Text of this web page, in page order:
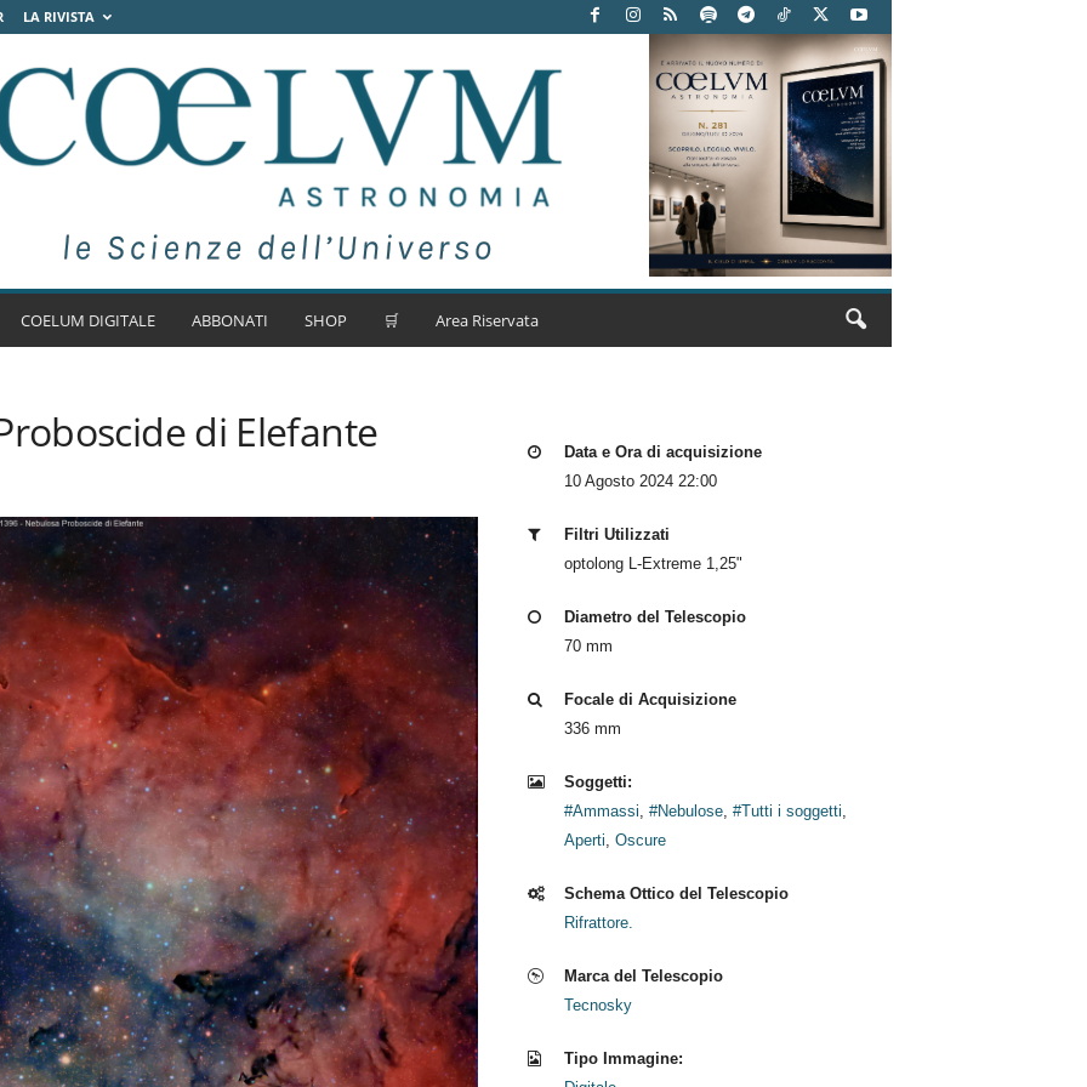
LA RIVISTA
COELUM DIGITALE ABBONATI SHOP 🛒 Area Riservata
di Elefante
Data e Ora di acquisizione
10 Agosto 2024 22:00
Filtri Utilizzati
optolong L-Extreme 1,25"
Diametro del Telescopio
70 mm
Focale di Acquisizione
336 mm
Soggetti:
#Ammassi, #Nebulose, #Tutti i soggetti,
Aperti, Oscure
Schema Ottico del Telescopio
Rifrattore.
Marca del Telescopio
Tecnosky
Tipo Immagine: